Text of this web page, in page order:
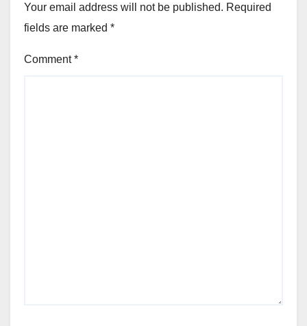
Your email address will not be published. Required
fields are marked *
Comment*